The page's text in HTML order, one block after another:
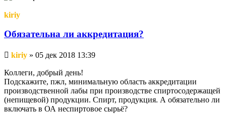
kiriy
Обязательна ли аккредитация?
Непрочитанное
сообщение
kiriy » 05 дек 2018 13:39
Коллеги, добрый день!
Подскажите, пжл, минимальную область аккредитации
производственной лабы при производстве спиртосодержащей
(непищевой) продукции. Спирт, продукция. А обязательно ли
включать в ОА неспиртовое сырьё?